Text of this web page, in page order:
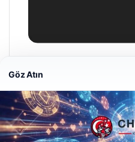
Hastaş Beton
Göz Atın